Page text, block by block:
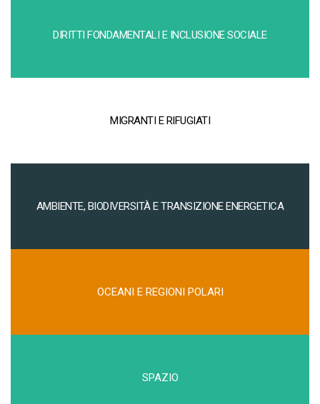
DIRITTI FONDAMENTALI E INCLUSIONE SOCIALE
MIGRANTI E RIFUGIATI
AMBIENTE, BIODIVERSITÀ E TRANSIZIONE ENERGETICA
OCEANI E REGIONI POLARI
SPAZIO